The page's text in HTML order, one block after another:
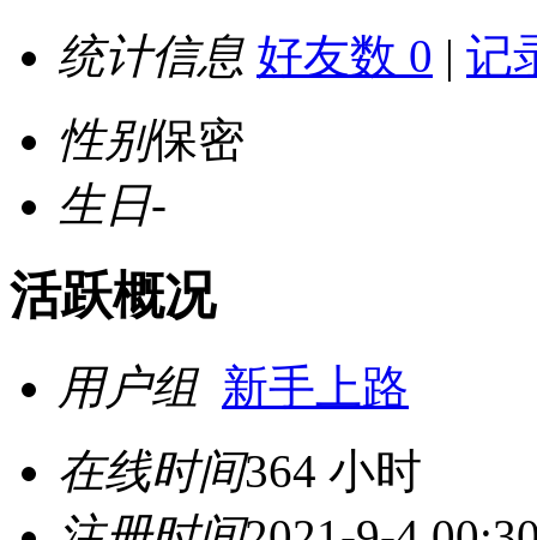
统计信息 好友数 0 | 记
性别保密
生日-
活跃概况
用户组 新手上路
在线时间364 小时